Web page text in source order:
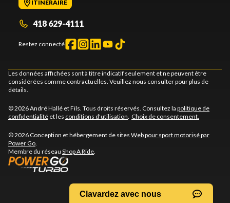
ITINÉRAIRE
418 629-4111
Restez connecté
Les données affichées sont à titre indicatif seulement et ne peuvent être
considérées comme contractuelles. Veuillez nous consulter pour plus de
détails.
© 2026 André Hallé et Fils. Tous droits réservés. Consultez la politique de
confidentialité et les conditions d'utilisation. Choix de consentement.
© 2026 Conception et hébergement de sites Web pour sport motorisé par
Power Go.
Membre du réseau Shop A Ride.